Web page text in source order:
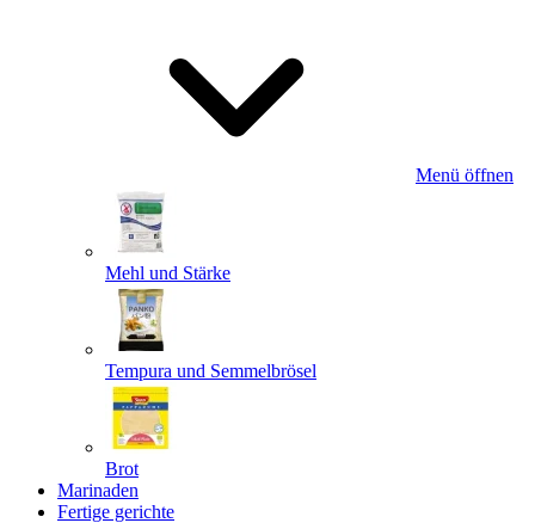
Menü öffnen
Mehl und Stärke
Tempura und Semmelbrösel
Brot
Marinaden
Fertige gerichte